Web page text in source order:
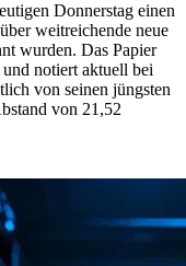
Donnerstag einen
weitreichende neue
wurden. Das Papier
notiert aktuell bei
von seinen jüngsten
von 21,52